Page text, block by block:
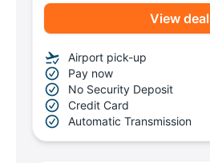
View deal
Airport pick-up
Pay now
No Security Deposit
Credit Card
Automatic Transmission